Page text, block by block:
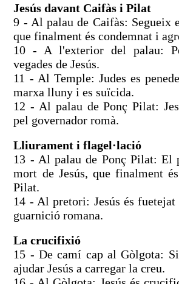
Jesús davant Caifàs i Pilat
9 - Al palau de Caifàs: Segueix
que finalment és condemnat i
10 - A l'exterior del palau:
vegades de Jesús.
11 - Al Temple: Judes es
marxa lluny i es suïcida.
12 - Al palau de Ponç Pilat:
pel governador romà.
Lliurament i flagel·lació
13 - Al palau de Ponç Pilat: El
mort de Jesús, que finalment
Pilat.
14 - Al pretori: Jesús és
guarnició romana.
La crucifixió
15 - De camí cap al Gòlgota:
ajudar Jesús a carregar la creu.